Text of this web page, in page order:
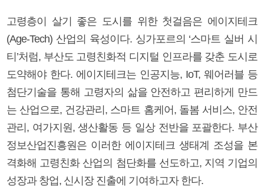
고령층이 살기 좋은 도시를 위한 첫걸음은 에이지테크
(Age-Tech) 산업의 육성이다. 싱가포르의 ‘스마트 실버 시
티’처럼, 부산도 고령친화적 디지털 인프라를 갖춘 도시로
도약해야 한다. 에이지테크는 인공지능, IoT, 웨어러블 등
첨단기술을 통해 고령자의 삶을 안전하고 편리하게 만드
는 산업으로, 건강관리, 스마트 홈케어, 돌봄 서비스, 안전
관리, 여가지원, 생산활동 등 일상 전반을 포괄한다. 부산
정보산업진흥원은 이러한 에이지테크 생태계 조성을 본
격화해 고령친화 산업의 첨단화를 선도하고, 지역 기업의
성장과 창업, 신시장 진출에 기여하고자 한다.